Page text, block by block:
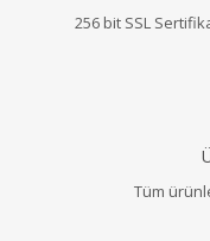
256 bit SSL
Tüm